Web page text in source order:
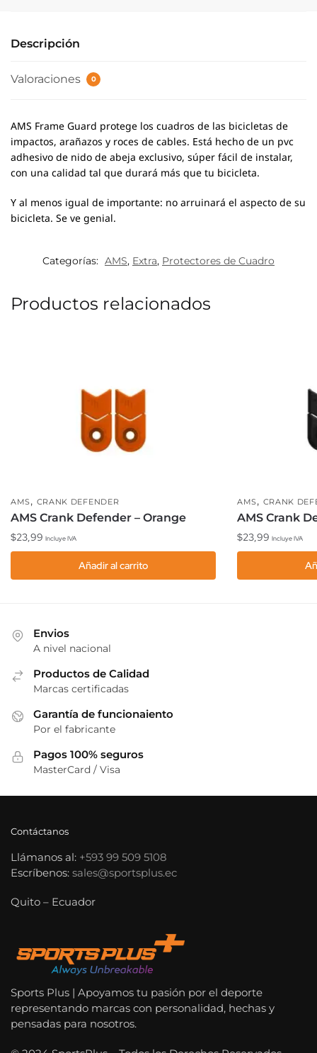
Descripción
Valoraciones 0
AMS Frame Guard protege los cuadros de las bicicletas de
impactos, arañazos y roces de cables. Está hecho de un pvc
adhesivo de nido de abeja exclusivo, súper fácil de instalar,
con una calidad tal que durará más que tu bicicleta.
Y al menos igual de importante: no arruinará el aspecto de su
bicicleta. Se ve genial.
Categorías: AMS, Extra, Protectores de Cuadro
Productos relacionados
AMS, CRANK DEFENDER
AMS Crank Defender – Orange
$23,99 Incluye IVA
Añadir al carrito
AMS, CRANK
AMS Crank
$23,99 Incluye IVA
Envios
A nivel nacional
Productos de Calidad
Marcas certificadas
Garantía de funcionaiento
Por el fabricante
Pagos 100% seguros
MasterCard / Visa
Contáctanos
Llámanos al: +593 99 509 5108
Escríbenos: sales@sportsplus.ec
Quito – Ecuador
Sports Plus | Apoyamos tu pasión por el deporte
representando marcas con personalidad, hechas y
pensadas para nosotros.